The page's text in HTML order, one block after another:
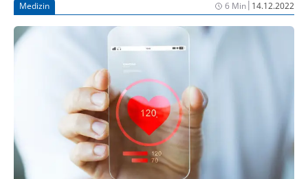
Medizin 6 Min| 14.12.2022